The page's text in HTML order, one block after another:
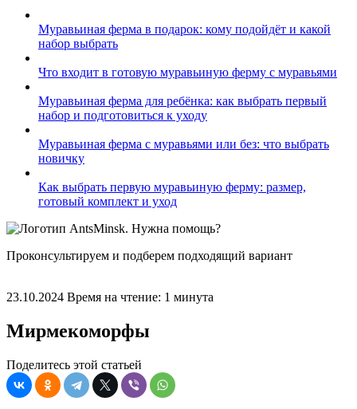
Муравьиная ферма в подарок: кому подойдёт и какой
набор выбрать
Что входит в готовую муравьиную ферму с муравьями
Муравьиная ферма для ребёнка: как выбрать первый
набор и подготовиться к уходу
Муравьиная ферма с муравьями или без: что выбрать
новичку
Как выбрать первую муравьиную ферму: размер,
готовый комплект и уход
Нужна помощь?
Проконсультируем и подберем подходящий вариант
23.10.2024 Время на чтение: 1 минута
Мирмекоморфы
Поделитесь этой статьей